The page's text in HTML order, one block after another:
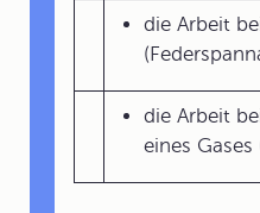
die Arbeit
die Arbeit
eines